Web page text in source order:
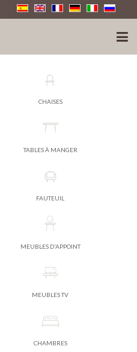
CHAISES
TABLES À MANGER
FAUTEUIL
MEUBLES D'APPOINT
MEUBLES TV
CHAMBRES